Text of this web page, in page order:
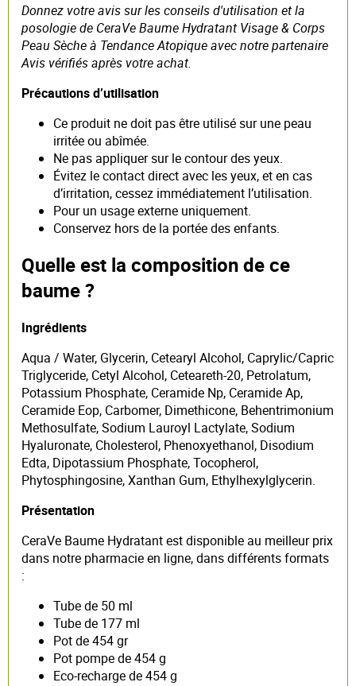
Donnez votre avis sur les conseils d'utilisation et la
posologie de CeraVe Baume Hydratant Visage & Corps
Peau Sèche à Tendance Atopique avec notre partenaire
Avis vérifiés après votre achat.
Précautions d’utilisation
Ce produit ne doit pas être utilisé sur une peau
irritée ou abîmée.
Ne pas appliquer sur le contour des yeux.
Évitez le contact direct avec les yeux, et en cas
d’irritation, cessez immédiatement l’utilisation.
Pour un usage externe uniquement.
Conservez hors de la portée des enfants.
Quelle est la composition de ce
baume ?
Ingrédients
Aqua / Water, Glycerin, Cetearyl Alcohol, Caprylic/Capric
Triglyceride, Cetyl Alcohol, Ceteareth-20, Petrolatum,
Potassium Phosphate, Ceramide Np, Ceramide Ap,
Ceramide Eop, Carbomer, Dimethicone, Behentrimonium
Methosulfate, Sodium Lauroyl Lactylate, Sodium
Hyaluronate, Cholesterol, Phenoxyethanol, Disodium
Edta, Dipotassium Phosphate, Tocopherol,
Phytosphingosine, Xanthan Gum, Ethylhexylglycerin.
Présentation
CeraVe Baume Hydratant est disponible au meilleur prix
dans notre pharmacie en ligne, dans différents formats
:
Tube de 50 ml
Tube de 177 ml
Pot de 454 gr
Pot pompe de 454 g
Eco-recharge de 454 g